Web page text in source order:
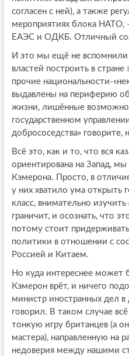
согласен с ней), а также
мероприятиях блока НАТО,
ЕАЭС и ОДКБ. Отличный
И это мы ещё не вспомнили
властей построить в
прочие национальности-
выдавлены на периферию
жизни, лишённые
государственном
добрососедства» говорите,
Всё это, как и то, что вся
ориентирована на Запад,
Кэмерона. Просто, в
у них хватило ума открыть
класс, внимательно
граничит, и осознать, что
потому стоит
политики в отношении с
Россией и Китаем.
Но куда интереснее может
Кэмерон врёт, и ничего
министр иностранных дел
говорил. В таком случае
тонкую игру британцев (а
мастера), направленную на
недоверия между нашими